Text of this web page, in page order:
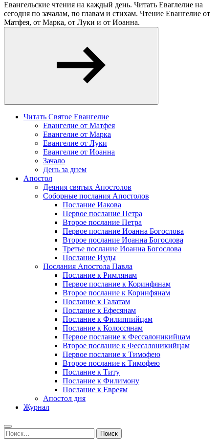
Евангельские чтения на каждый день. Читать Еваглелие на
сегодня по зачалам, по главам и стихам. Чтение Евангелие от
Матфея, от Марка, от Луки и от Иоанна.
Читать Святое Евангелие
Евангелие от Матфея
Евангелие от Марка
Евангелие от Луки
Евангелие от Иоанна
Зачало
День за днем
Апостол
Деяния святых Апостолов
Соборные послания Апостолов
Послание Иакова
Первое послание Петра
Второе послание Петра
Первое послание Иоанна Богослова
Второе послание Иоанна Богослова
Третье послание Иоанна Богослова
Послание Иуды
Послания Апостола Павла
Послание к Римлянам
Первое послание к Коринфянам
Второе послание к Коринфянам
Послание к Галатам
Послание к Ефесянам
Послание к Филиппийцам
Послание к Колоссянам
Первое послание к Фессалоникийцам
Второе послание к Фессалоникийцам
Первое послание к Тимофею
Второе послание к Тимофею
Послание к Титу
Послание к Филимону
Послание к Евреям
Апостол дня
Журнал
Найти: